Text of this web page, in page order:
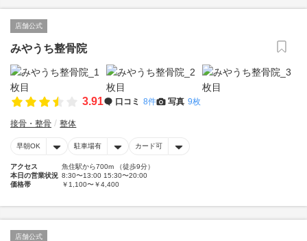
店舗公式
みやうち整骨院
3.91 口コミ 8件 写真 9枚
接骨・整骨 整体
早朝OK 駐車場有 カード可
アクセス
魚住駅から700m （徒歩9分）
本日の営業状況 8:30〜13:00 15:30〜20:00
価格帯
￥1,100〜￥4,400
店舗公式